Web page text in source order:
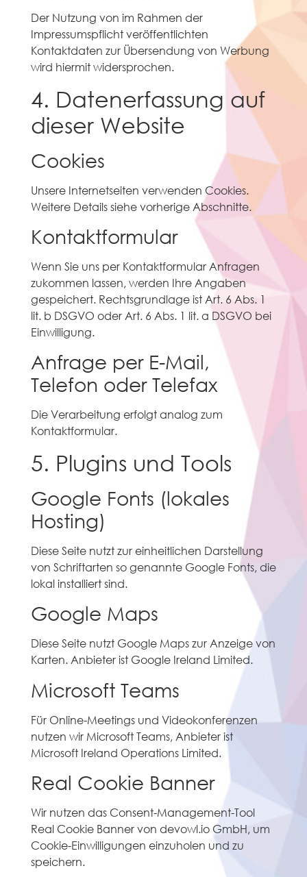
Der Nutzung von im Rahmen der
Impressumspflicht veröffentlichten
Kontaktdaten zur Übersendung von Werbung
wird hiermit widersprochen.
4. Datenerfassung auf
dieser Website
Cookies
Unsere Internetseiten verwenden Cookies.
Weitere Details siehe vorherige Abschnitte.
Kontaktformular
Wenn Sie uns per Kontaktformular Anfragen
zukommen lassen, werden Ihre Angaben
gespeichert. Rechtsgrundlage ist Art. 6 Abs. 1
lit. b DSGVO oder Art. 6 Abs. 1 lit. a DSGVO bei
Einwilligung.
Anfrage per E-Mail,
Telefon oder Telefax
Die Verarbeitung erfolgt analog zum
Kontaktformular.
5. Plugins und Tools
Google Fonts (lokales
Hosting)
Diese Seite nutzt zur einheitlichen Darstellung
von Schriftarten so genannte Google Fonts, die
lokal installiert sind.
Google Maps
Diese Seite nutzt Google Maps zur Anzeige von
Karten. Anbieter ist Google Ireland Limited.
Microsoft Teams
Für Online-Meetings und Videokonferenzen
nutzen wir Microsoft Teams, Anbieter ist
Microsoft Ireland Operations Limited.
Real Cookie Banner
Wir nutzen das Consent-Management-Tool
Real Cookie Banner von devowl.io GmbH, um
Cookie-Einwilligungen einzuholen und zu
speichern.